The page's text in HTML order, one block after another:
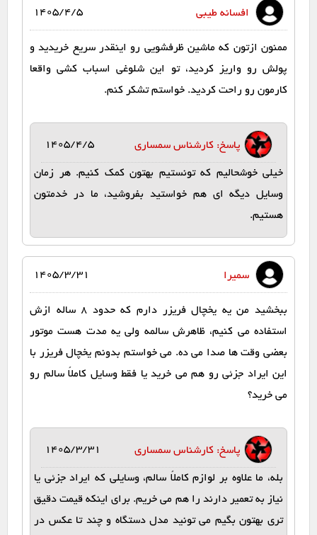
افسانه طیبی 1405/4/5
ممنون ازتون که ماشین ظرفشویی رو اینقدر سریع خریدید و
پولش رو واریز کردید، تو این شلوغی اسباب کشی واقعا
کارمون رو راحت کردید. خواستم تشکر کنم.
پاسخ: کارشناس سمساری 1405/4/5
خیلی خوشحالیم که تونستیم بهتون کمک کنیم. هر زمان
وسایل دیگه ای هم خواستید بفروشید، ما در خدمتون
هستیم.
سمیرا 1405/3/31
ببخشید من یه یخچال فریزر دارم که حدود ۸ ساله ازش
استفاده می کنیم، ظاهرش سالمه ولی یه مدت هست موتور
بعضی وقت ها صدا می ده. می خواستم بدونم یخچال فریزر با
این ایراد جزئی رو هم می خرید یا فقط وسایل کاملاً سالم رو
می خرید؟
پاسخ: کارشناس سمساری 1405/3/31
بله، ما علاوه بر لوازم کاملاً سالم، وسایلی که ایراد جزئی یا
نیاز به تعمیر دارند را هم می خریم. برای اینکه قیمت دقیق
تری بهتون بگیم می تونید مدل دستگاه و چند تا عکس در